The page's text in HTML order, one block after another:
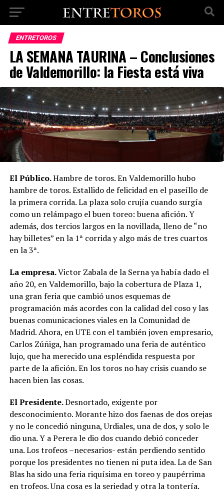
ENTRETOROS
LA SEMANA TAURINA – Conclusiones
de Valdemorillo: la Fiesta está viva
El Público.Hambre de toros. En Valdemorillo hubo
hambre de toros. Estallido de felicidad en el paseíllo de
la primera corrida. La plaza solo crujía cuando surgía
como un relámpago el buen toreo: buena afición. Y
además, dos tercios largos en la novillada, lleno de “no
hay billetes” en la 1ª corrida y algo más de tres cuartos
en la 3ª.
La empresa.Victor Zabala de la Serna ya había dado el
año 20, en Valdemorillo, bajo la cobertura de Plaza 1,
una gran feria que cambió unos esquemas de
programación más acordes con la calidad del coso y las
buenas comunicaciones viales en la Comunidad de
Madrid. Ahora, en UTE con el también joven empresario,
Carlos Zúñiga, han programado una feria de auténtico
lujo, que ha merecido una espléndida respuesta por
parte de la afición. En los toros no hay crisis cuando se
hacen bien las cosas.
El Presidente.Desnortado, exigente por
desconocimiento. Morante hizo dos faenas de dos orejas
y no le concedió ninguna, Urdiales, una de dos, y solo le
dio una. Y a Perera le dio dos cuando debió conceder
una. Los trofeos –necesarios- están perdiendo sentido
porque los presidentes no tienen ni puta idea. La de San
Blas ha sido una feria riquísima en toreo y paupérrima
en trofeos. Una cosa es la seriedad y otra la tontería.